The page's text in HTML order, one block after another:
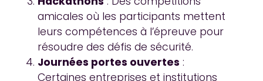
amicales où les participants mettent
leurs compétences à l’épreuve pour
résoudre des défis de sécurité.
Journées portes ouvertes :
Certaines entreprises et institutions